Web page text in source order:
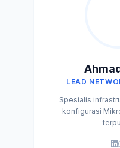
LEAD
Spesialis
konfigurasi